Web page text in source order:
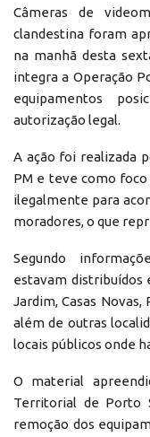
Câmeras de
clandestina foram
na manhã desta
integra a Operação
equipamentos
autorização legal.
A ação foi realizada
PM e teve como
ilegalmente para
moradores, o que
Segundo
estavam distribuídos
Jardim, Casas Novas,
além de outras
locais públicos onde
O material
Territorial de Porto
remoção dos